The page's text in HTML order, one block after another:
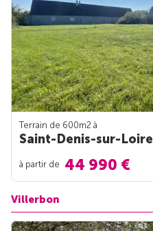
Terrain de 600m2 à
Saint-Denis-sur-Loire
à partir de 44 990 €
Villerbon